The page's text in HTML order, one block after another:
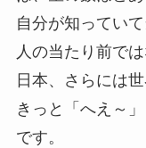
自分が知ってい
人の当たり前では
日本、さらには
きっと「へえ～
です。